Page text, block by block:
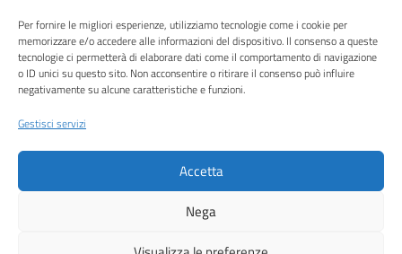
Per fornire le migliori esperienze, utilizziamo tecnologie come i cookie per
memorizzare e/o accedere alle informazioni del dispositivo. Il consenso a queste
tecnologie ci permetterà di elaborare dati come il comportamento di navigazione
o ID unici su questo sito. Non acconsentire o ritirare il consenso può influire
negativamente su alcune caratteristiche e funzioni.
Gestisci servizi
Accetta
Nega
Centralino:0828 955033 Email:saic8be00q@istruzione.it
Posta elettronica certificata (PEC):saic8be00q@pec.istruzione.it
Codice fiscale: 91053550652
Codice Indice delle Pubbliche Amministrazioni (IPA): icb_65
Eccetto dove diversamente specificato, questo articolo è stato rilasciato
sotto Licenza Creative Commons Attribuzione 4.0 Italia.
Idea e progetto di Designers Italia